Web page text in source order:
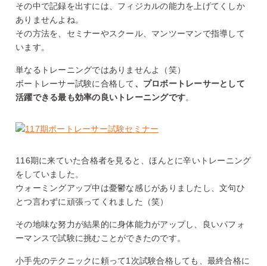
その中で記録を出すには、フィジカルの能力を上げてくしか
ありませんよね。
その方法を、セミナーやスクール、マンツーマンで指導して
います。
単なるトレーニングではありませんよ（笑）
ボートレーサー試験に合格して、プロボートレーサーとして
活躍できる最も効率の良いトレーニングです。
116期に来ていた合格者を見ると、ほんとに辛いトレーニング
をしていました。
ウォーミングアップ中は憂鬱な感じがありましたし、文句ひ
とつ言わずに頑張ってくれました（笑）
その地味な努力が結果的に身体能力がアップし、良いパフォ
ーマンスで試験に挑むことができたのです。
小手先のテクニックに頼って1次試験合格しても、最終合格に